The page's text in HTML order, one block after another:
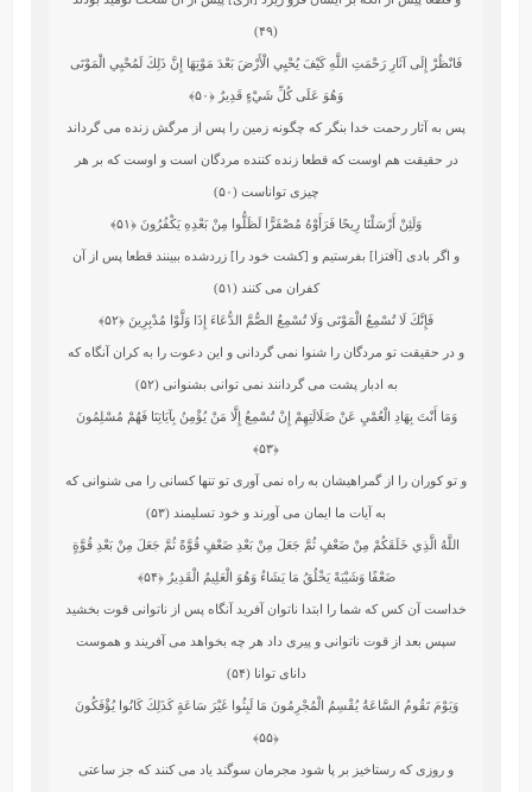
(۴۹)
فَانْظُرْ إِلَى آثَارِ رَحْمَتِ اللَّهِ كَيْفَ يُحْيِي الْأَرْضَ بَعْدَ مَوْتِهَا إِنَّ ذَلِكَ لَمُحْيِي الْمَوْتَى
وَهُوَ عَلَى كُلِّ شَيْءٍ قَدِيرٌ ﴿۵۰﴾
پس به آثار رحمت‏ خدا بنگر كه چگونه زمين را پس از مرگش زنده مى‏ گرداند
در حقيقت هم اوست كه قطعا زنده‏ كننده مردگان است و اوست كه بر هر
چيزى تواناست (۵۰)
وَلَئِنْ أَرْسَلْنَا رِيحًا فَرَأَوْهُ مُصْفَرًّا لَظَلُّوا مِنْ بَعْدِهِ يَكْفُرُونَ ﴿۵۱﴾
و اگر بادى [آفت‏زا] بفرستيم و [كشت‏ خود را] زردشده ببينند قطعا پس از آن
كفران مى كنند (۵۱)
فَإِنَّكَ لَا تُسْمِعُ الْمَوْتَى وَلَا تُسْمِعُ الصُّمَّ الدُّعَاءَ إِذَا وَلَّوْا مُدْبِرِينَ ﴿۵۲﴾
و در حقيقت تو مردگان را شنوا نمى‏ گردانى و اين دعوت را به كران آنگاه كه
به ادبار پشت مى‏ گردانند نمى‏ توانى بشنوانى (۵۲)
وَمَا أَنْتَ بِهَادِ الْعُمْيِ عَنْ ضَلَالَتِهِمْ إِنْ تُسْمِعُ إِلَّا مَنْ يُؤْمِنُ بِآيَاتِنَا فَهُمْ مُسْلِمُونَ
﴿۵۳﴾
و تو كوران را از گمراهي‏شان به راه نمى ‏آورى تو تنها كسانى را مى ‏شنوانى كه
به آيات ما ايمان مى ‏آورند و خود تسليمند (۵۳)
اللَّهُ الَّذِي خَلَقَكُمْ مِنْ ضَعْفٍ ثُمَّ جَعَلَ مِنْ بَعْدِ ضَعْفٍ قُوَّةً ثُمَّ جَعَلَ مِنْ بَعْدِ قُوَّةٍ
ضَعْفًا وَشَيْبَةً يَخْلُقُ مَا يَشَاءُ وَهُوَ الْعَلِيمُ الْقَدِيرُ﴿۵۴﴾
خداست آن كس كه شما را ابتدا ناتوان آفريد آنگاه پس از ناتوانى قوت بخشيد
سپس بعد از قوت ناتوانى و پيرى داد هر چه بخواهد مى ‏آفريند و هموست
داناى توانا (۵۴)
وَيَوْمَ تَقُومُ السَّاعَةُ يُقْسِمُ الْمُجْرِمُونَ مَا لَبِثُوا غَيْرَ سَاعَةٍ كَذَلِكَ كَانُوا يُؤْفَكُونَ
﴿۵۵﴾
و روزى كه رستاخيز بر پا شود مجرمان سوگند ياد مى كنند كه جز ساعتى